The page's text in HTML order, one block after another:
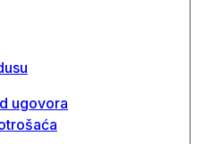
ugovora